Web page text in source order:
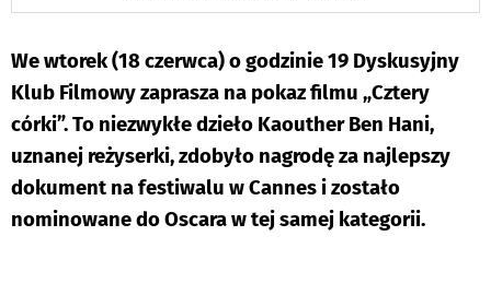
We wtorek (18 czerwca) o godzinie 19 Dyskusyjny
Klub Filmowy zaprasza na pokaz filmu „Cztery
córki”. To niezwykłe dzieło Kaouther Ben Hani,
uznanej reżyserki, zdobyło nagrodę za najlepszy
dokument na festiwalu w Cannes i zostało
nominowane do Oscara w tej samej kategorii.